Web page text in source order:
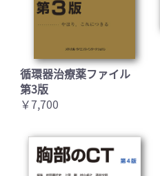
循環器治療薬ファイル
第3版
￥7,700